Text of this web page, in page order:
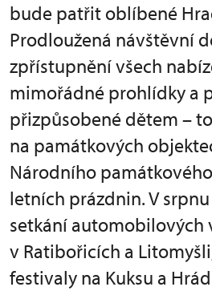
bude patřit oblíbené
Prodloužená návštěvní
zpřístupnění všech
mimořádné prohlídky a
přizpůsobené dětem –
na památkových
Národního
letních prázdnin. V
setkání automobilových
v Ratibořicích a
festivaly na Kuksu a